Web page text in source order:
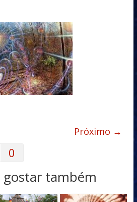
Próximo →
0
gostar também